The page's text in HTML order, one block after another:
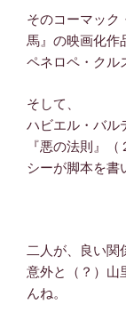
そのコーマック
馬』の映画化作
ペネロペ・クル
そして、
ハビエル・バル
『悪の法則』
シーが脚本を書
二人が、良い関
意外と（？）山
んね。